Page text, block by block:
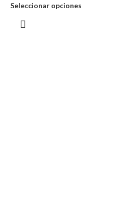
Seleccionar opciones